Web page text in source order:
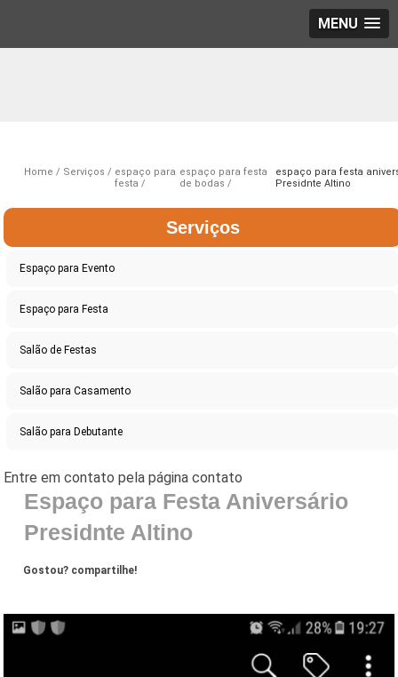
MENU
Home Serviços
espaço para
festa
espaço para festa
de bodas
espaço para festa
Presidnte Altino
Serviços
Espaço para Evento
Espaço para Festa
Salão de Festas
Salão para Casamento
Salão para Debutante
Espaço para Festa Aniversário
Presidnte Altino
Gostou? compartilhe!